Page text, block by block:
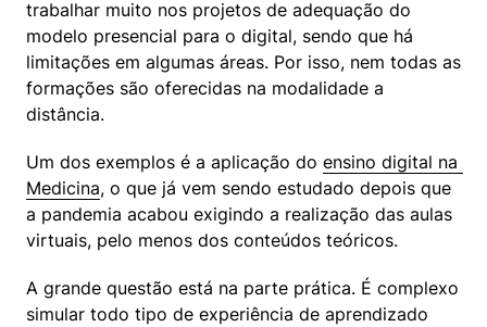
trabalhar muito nos projetos de adequação do
modelo presencial para o digital, sendo que há
limitações em algumas áreas. Por isso, nem todas as
formações são oferecidas na modalidade a
distância.
Um dos exemplos é a aplicação do ensino digital na
Medicina, o que já vem sendo estudado depois que
a pandemia acabou exigindo a realização das aulas
virtuais, pelo menos dos conteúdos teóricos.
A grande questão está na parte prática. É complexo
simular todo tipo de experiência de aprendizado